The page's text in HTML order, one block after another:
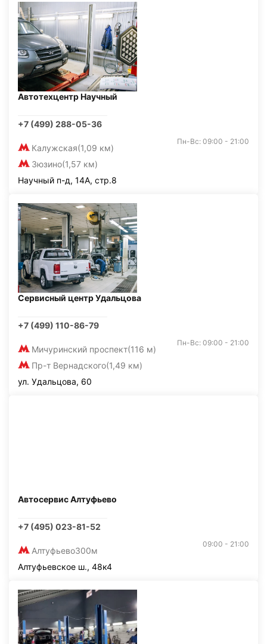
Автотехцентр Научный
+7 (499) 288-05-36
Калужская(1,09 км)
Зюзино(1,57 км)
Пн-Вс: 09:00 - 21:00
Научный п-д, 14А, стр.8
Сервисный центр Удальцова
+7 (499) 110-86-79
Мичуринский проспект(116 м)
Пр-т Вернадского(1,49 км)
Пн-Вс: 09:00 - 21:00
ул. Удальцова, 60
Автосервис Алтуфьево
+7 (495) 023-81-52
Алтуфьево300м
09:00 - 21:00
Алтуфьевское ш., 48к4